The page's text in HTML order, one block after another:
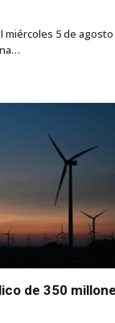
miércoles 5 de
de 350